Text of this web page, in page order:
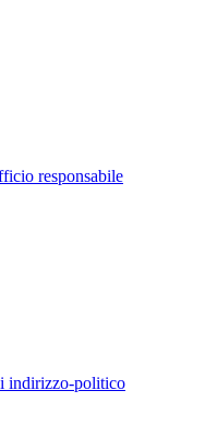
responsabile
indirizzo-politico